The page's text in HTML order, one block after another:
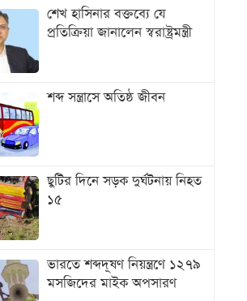
শেখ হাসিনার বক্তব্যে যে
প্রতিক্রিয়া জানালেন স্বরাষ্ট্রমন্ত্রী
শব্দ সন্ত্রাসে অতিষ্ঠ জীবন
ছুটির দিনে সড়ক দুর্ঘটনায় নিহত
১৫
ভারতে শব্দদূষণ নিয়ন্ত্রণে ১২৭৯
মসজিদের মাইক অপসারণ